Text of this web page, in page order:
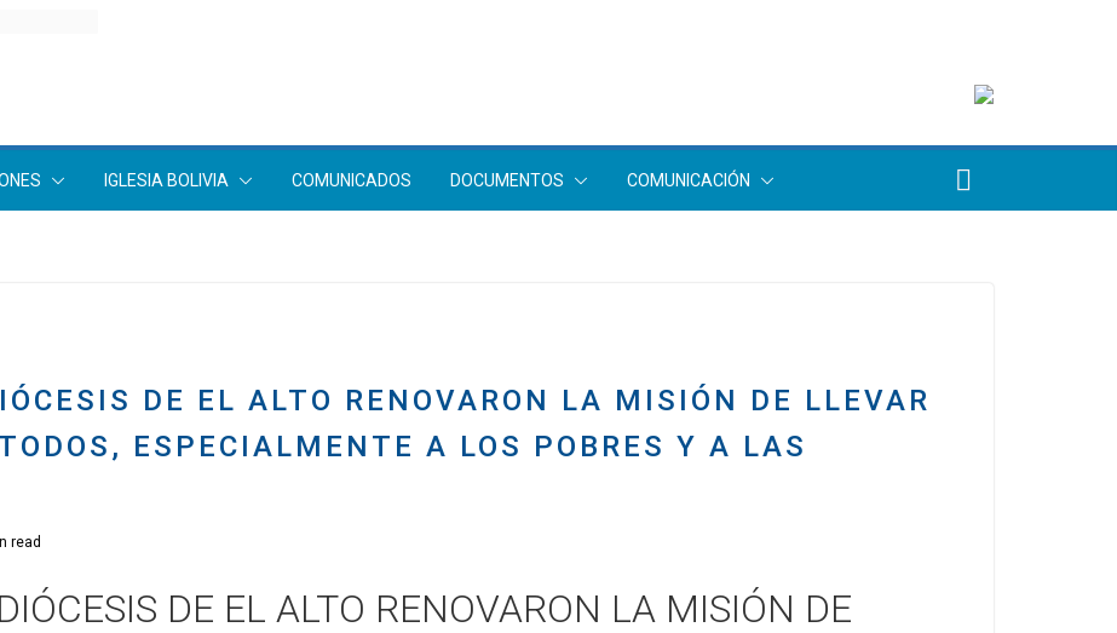
IGLESIA BOLIVIA COMUNICADOS DOCUMENTOS COMUNICACIÓN
DE EL ALTO RENOVARON LA MISIÓN DE LLEVAR
ESPECIALMENTE A LOS POBRES Y A LAS
read
DE EL ALTO RENOVARON LA MISIÓN DE